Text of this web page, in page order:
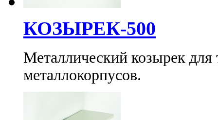
КОЗЫРЕК-500
Металлический козырек
металлокорпусов.